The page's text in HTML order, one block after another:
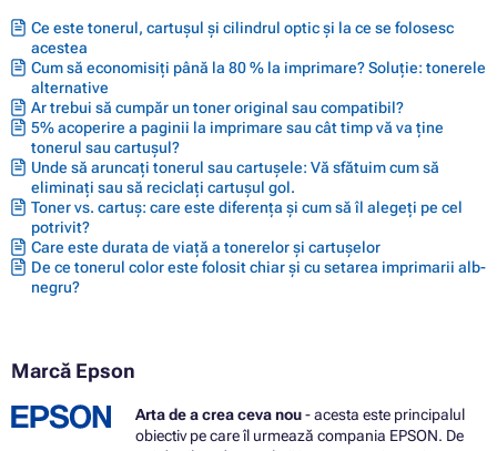
Ce este tonerul, cartușul și cilindrul optic și la ce se folosesc
acestea
Cum să economisiți până la 80 % la imprimare? Soluție: tonerele
alternative
Ar trebui să cumpăr un toner original sau compatibil?
5% acoperire a paginii la imprimare sau cât timp vă va ține
tonerul sau cartușul?
Unde să aruncați tonerul sau cartușele: Vă sfătuim cum să
eliminați sau să reciclați cartușul gol.
Toner vs. cartuș: care este diferența și cum să îl alegeți pe cel
potrivit?
Care este durata de viață a tonerelor și cartușelor
De ce tonerul color este folosit chiar și cu setarea imprimarii alb-
negru?
Marcă Epson
Arta de a crea ceva nou- acesta este principalul
obiectiv pe care îl urmează compania EPSON. De